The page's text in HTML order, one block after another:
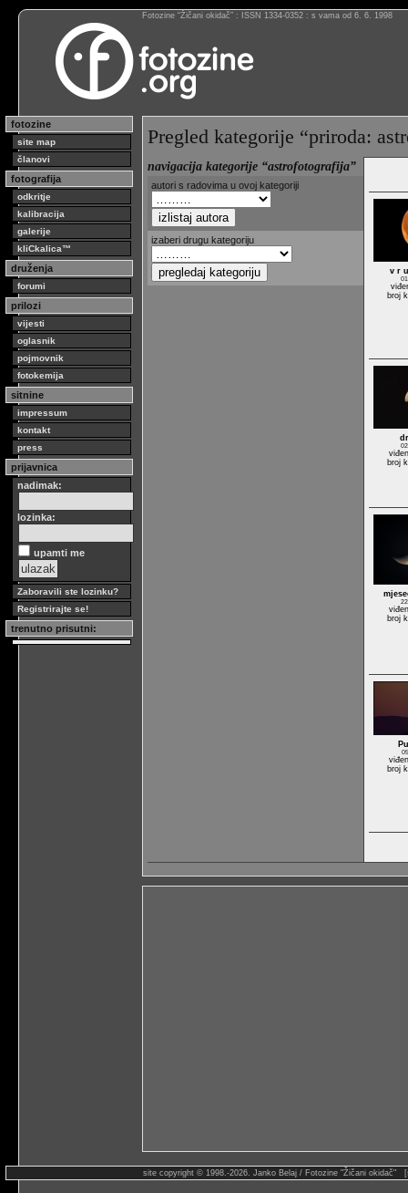
Fotozine “Žičani okidač” : ISSN 1334-0352 : s vama od 6. 6. 1998
fotozine
site map
članovi
fotografija
odkritje
kalibracija
galerije
kliCkalica™
druženja
forumi
prilozi
vijesti
oglasnik
pojmovnik
fotokemija
sitnine
impressum
kontakt
press
prijavnica
nadimak:
lozinka:
upamti me
Zaboravili ste lozinku?
Registrirajte se!
trenutno prisutni:
Pregled kategorije “priroda:
navigacija kategorije “astrofotografija”
autori s radovima u ovoj kategoriji
izaberi drugu kategoriju
v r
broj
broj
broj
broj
site copyright © 1998.-2026. Janko Belaj / Fotozine "Žičani okidač"